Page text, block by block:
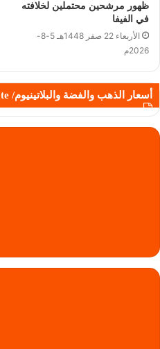
ظهور مرشحين محتملين لخلافته
في الفيفا
الأربعاء 22 صفر 1448هـ 5-8-
2026م
أسعار الذهب والفضة والبلاتينيوم/ Gold, Silver and Platinum Rate